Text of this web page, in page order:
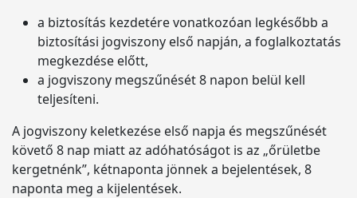
a biztosítás kezdetére vonatkozóan legkésőbb a
biztosítási jogviszony első napján, a foglalkoztatás
megkezdése előtt,
a jogviszony megszűnését 8 napon belül kell
teljesíteni.
A jogviszony keletkezése első napja és megszűnését
követő 8 nap miatt az adóhatóságot is az „őrületbe
kergetnénk”, kétnaponta jönnek a bejelentések, 8
naponta meg a kijelentések.